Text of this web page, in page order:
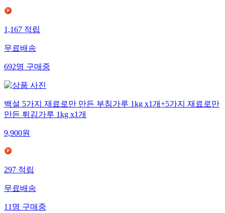
1,167 적립
무료배송
692명 구매중
백설 5가지 재료로만 만든 부침가루 1kg x1개+5가지 재료로만
만든 튀김가루 1kg x1개
9,900원
297 적립
무료배송
11 명 구매중